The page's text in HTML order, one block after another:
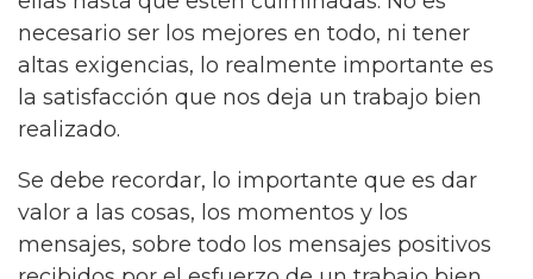
necesario ser los mejores en todo, ni tener
altas exigencias, lo realmente importante es
la satisfacción que nos deja un trabajo bien
realizado.
Se debe recordar, lo importante que es dar
valor a las cosas, los momentos y los
mensajes, sobre todo los mensajes positivos